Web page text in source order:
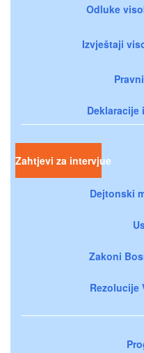
Odluke
Izvještaji
Deklaracije
Zahtjevi za intervjue
Dejtonski
Zakoni
Rezolucije